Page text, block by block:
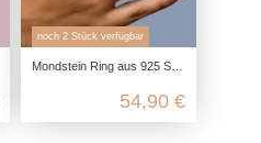
noch 2 Stück verfügbar
Mondstein Ring aus 925 Sterling Silber
54,90 €